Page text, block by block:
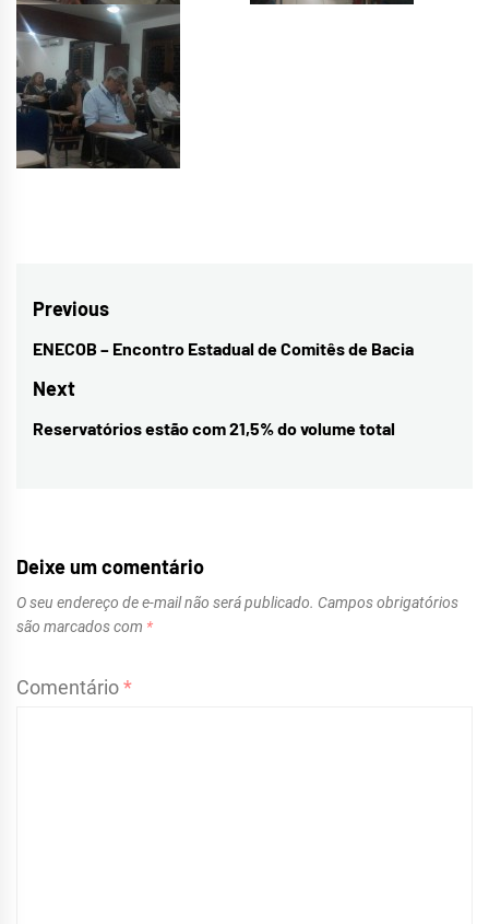
Navegação
de
Post
Previous
Previous
post:
ENECOB – Encontro Estadual de Comitês de Bacia
Next
Next
Reservatórios estão com 21,5% do volume total
Deixe um comentário
O seu endereço de e-mail não será publicado. Campos obrigatórios
são marcados com *
Comentário*